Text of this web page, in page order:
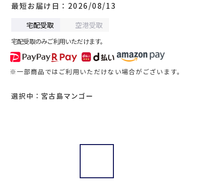
最短お届け日 2026/08/13
宅配受取 空港受取
宅配受取のみご利用いただけます。
※一部商品ではご利用いただけない場合がございます。
選択中：宮古島マンゴー